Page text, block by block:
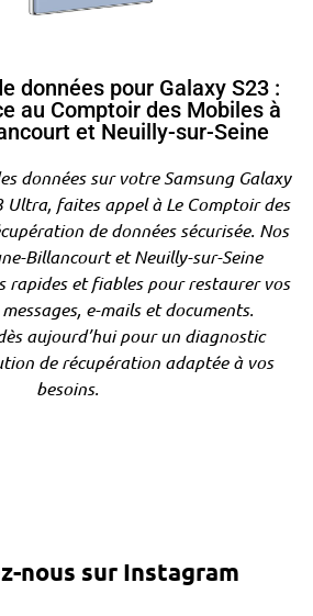
données pour Galaxy S23 :
au Comptoir des Mobiles à
et Neuilly-sur-Seine
données sur votre Samsung Galaxy
Ultra, faites appel à Le Comptoir des
de données sécurisée. Nos
Billancourt et Neuilly-sur-Seine
rapides et fiables pour restaurer vos
e-mails et documents.
aujourd’hui pour un diagnostic
de récupération adaptée à vos
besoins.
nous sur Instagram